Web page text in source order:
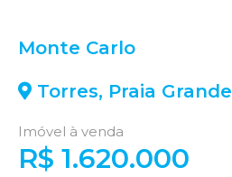
Monte Carlo
Torres, Praia Grande
Imóvel à venda
R$ 1.620.000